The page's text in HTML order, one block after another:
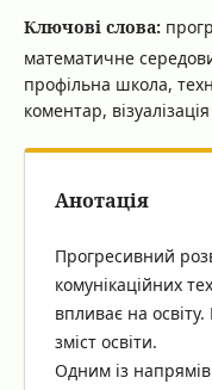
Ключові слова:
математичне
профільна школа,
коментар,
Анотація
Прогресивний
комунікаційних
впливає на
зміст освіти.
Одним із